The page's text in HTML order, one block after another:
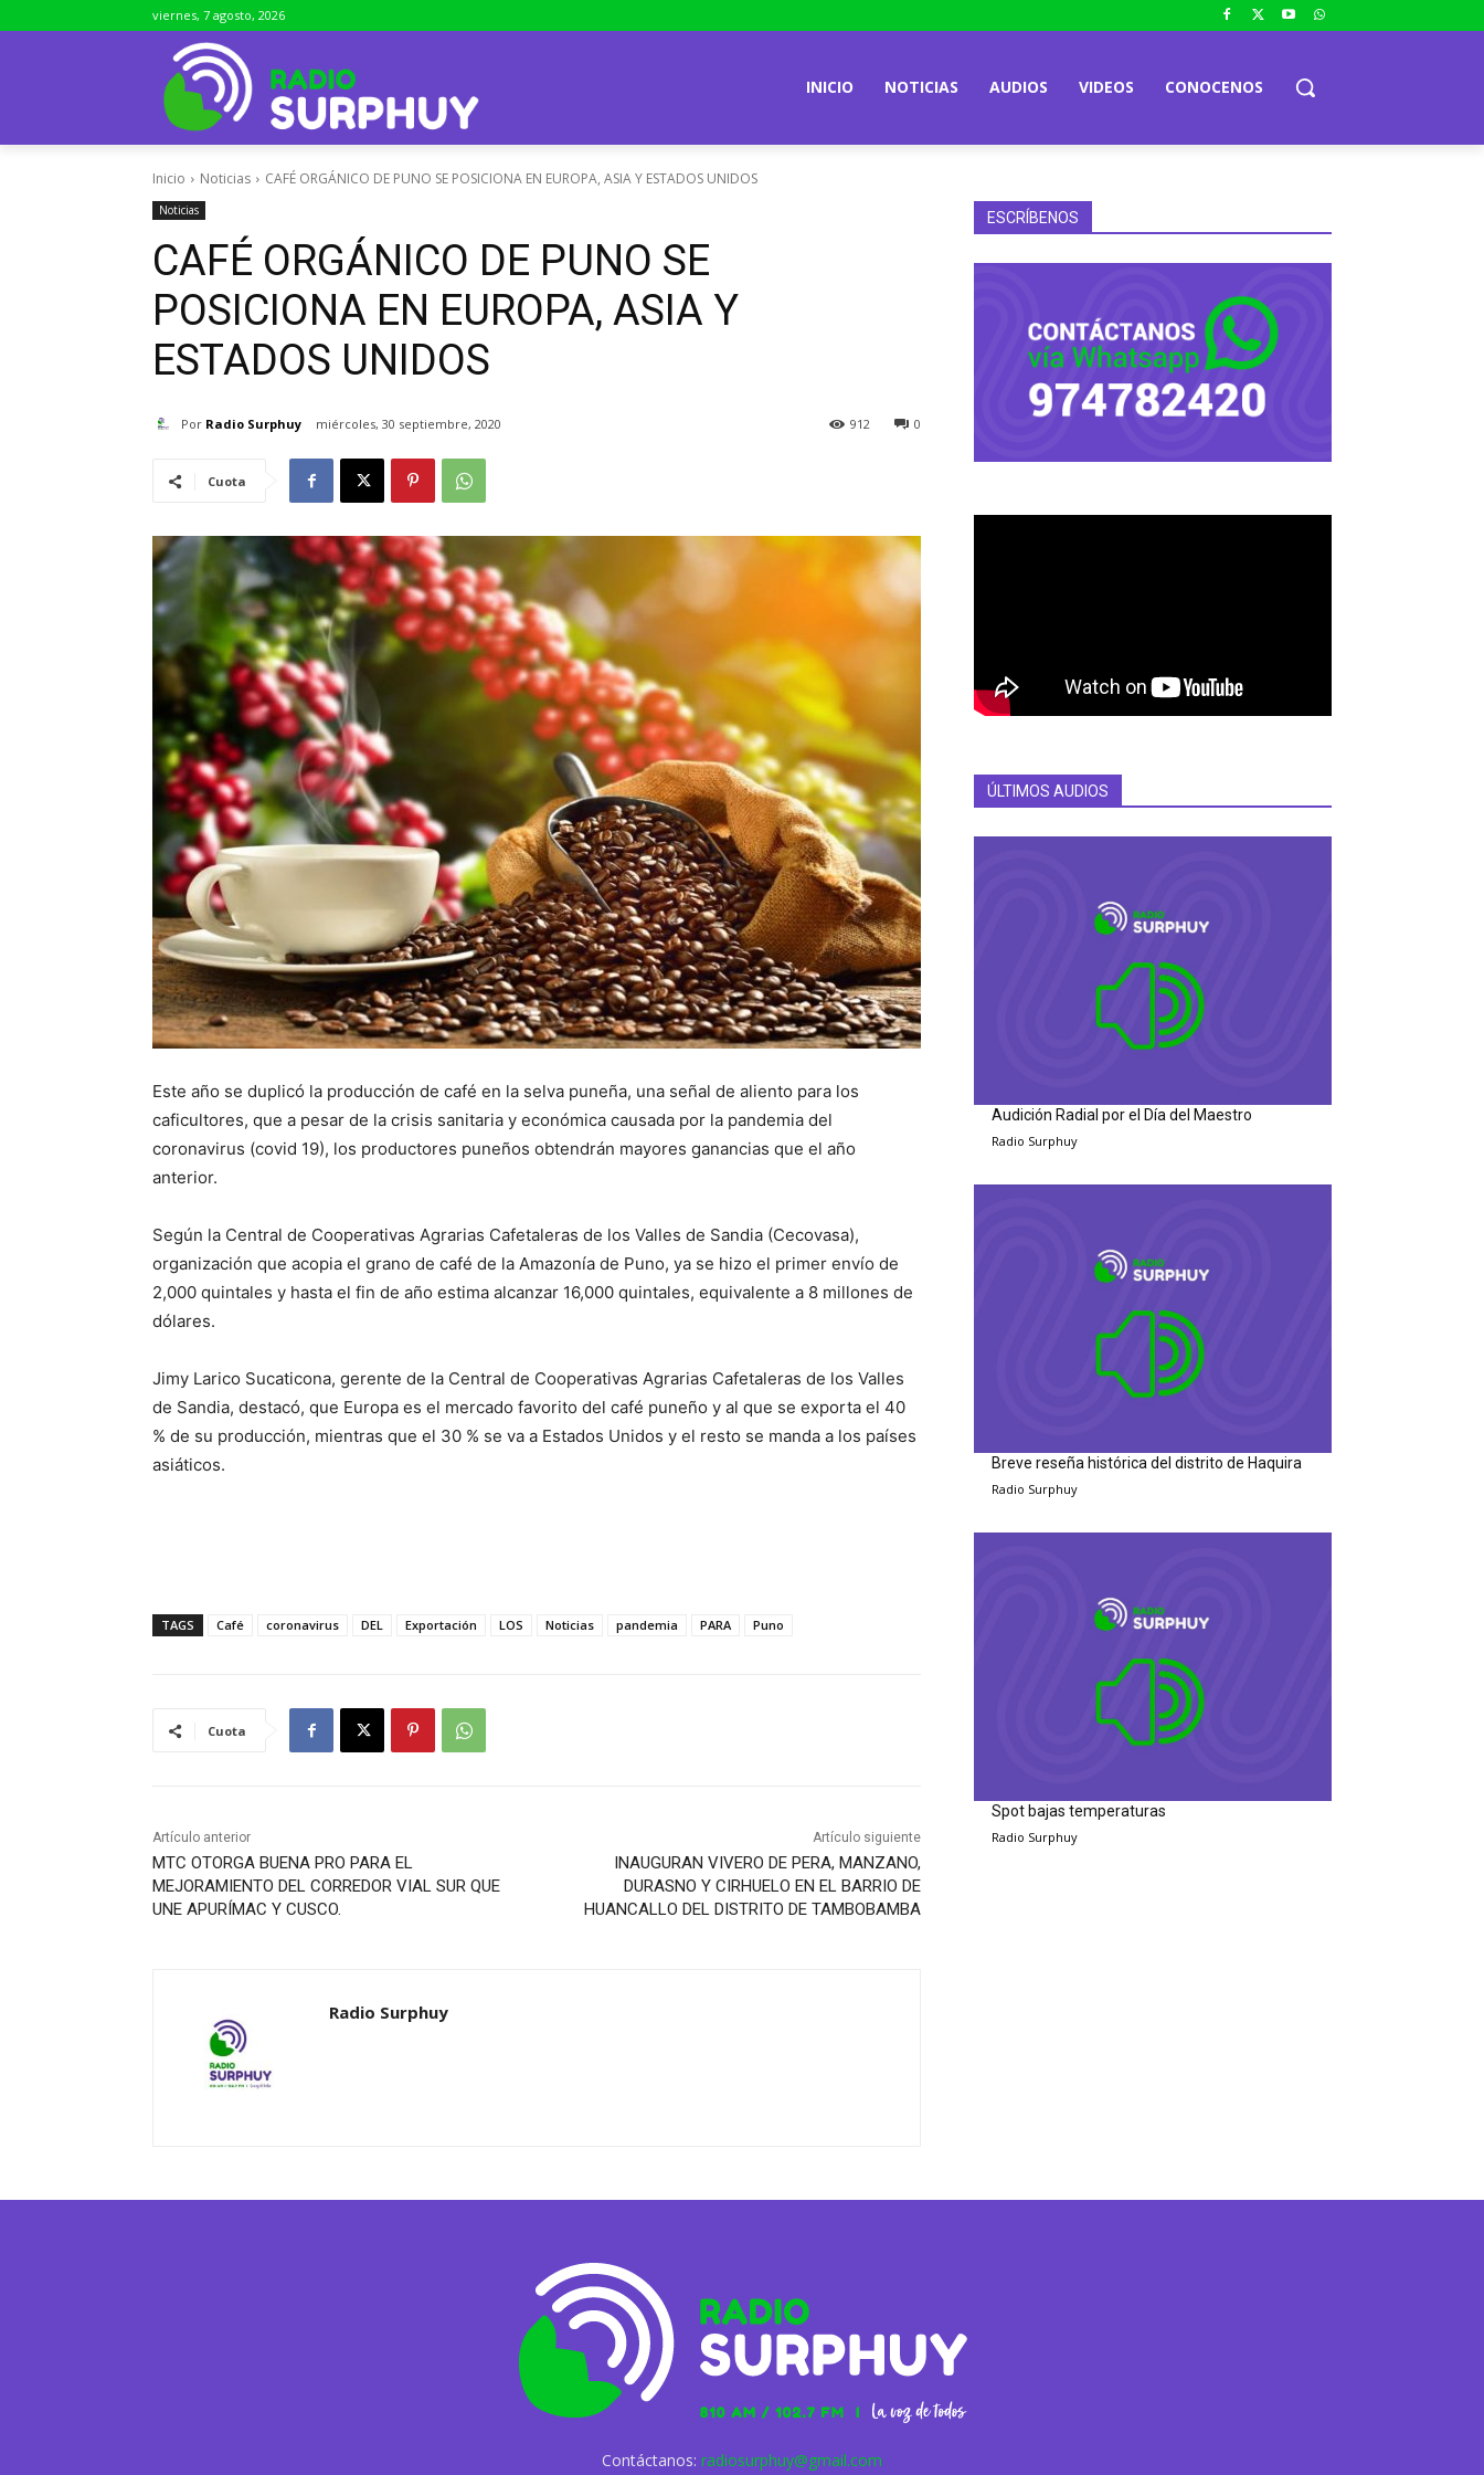
viernes, 7 agosto, 2026
INICIO NOTICIAS AUDIOS VIDEOS CONOCENOS
Inicio Noticias CAFÉ ORGÁNICO DE PUNO SE POSICIONA EN EUROPA, ASIA Y ESTADOS UNIDOS
Noticias
CAFÉ ORGÁNICO DE PUNO SE
POSICIONA EN EUROPA, ASIA Y
ESTADOS UNIDOS
Por Radio Surphuy miércoles, 30 septiembre, 2020 0
912
Cuota
Este año se duplicó la producción de café en la selva puneña, una señal de aliento para los
caficultores, que a pesar de la crisis sanitaria y económica causada por la pandemia del
coronavirus (covid 19), los productores puneños obtendrán mayores ganancias que el año
anterior.
Según la Central de Cooperativas Agrarias Cafetaleras de los Valles de Sandia (Cecovasa),
organización que acopia el grano de café de la Amazonía de Puno, ya se hizo el primer envío de
2,000 quintales y hasta el fin de año estima alcanzar 16,000 quintales, equivalente a 8 millones de
dólares.
Jimy Larico Sucaticona, gerente de la Central de Cooperativas Agrarias Cafetaleras de los Valles
de Sandia, destacó, que Europa es el mercado favorito del café puneño y al que se exporta el 40
% de su producción, mientras que el 30 % se va a Estados Unidos y el resto se manda a los países
asiáticos.
TAGS Café coronavirus DEL Exportación LOS Noticias pandemia PARA Puno
Cuota
Artículo anterior
MTC OTORGA BUENA PRO PARA EL
MEJORAMIENTO DEL CORREDOR VIAL SUR QUE
UNE APURÍMAC Y CUSCO.
Artículo siguiente
INAUGURAN VIVERO DE PERA, MANZANO,
DURASNO Y CIRHUELO EN EL BARRIO DE
HUANCALLO DEL DISTRITO DE TAMBOBAMBA
Radio Surphuy
ESCRÍBENOS
ÚLTIMOS AUDIOS
Audición Radial por el Día del Maestro
Radio Surphuy
Breve reseña histórica del distrito de Haquira
Radio Surphuy
Spot bajas temperaturas
Radio Surphuy
Contáctanos: radiosurphuy@gmail.com